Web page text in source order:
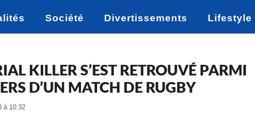
Société Divertissements Lifestyle
KILLER S’EST RETROUVÉ PARMI
D’UN MATCH DE RUGBY
à 10:32